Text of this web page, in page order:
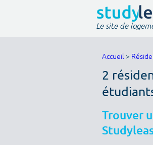
Le site de
Accueil >
2
Trouver